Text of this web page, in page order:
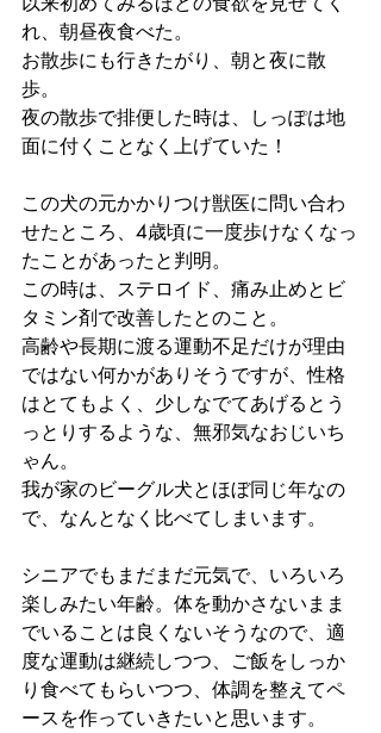
れ、朝昼夜食べた。
お散歩にも行きたがり、朝と夜に散
歩。
夜の散歩で排便した時は、しっぽは地
面に付くことなく上げていた！
この犬の元かかりつけ獣医に問い合わ
せたところ、4歳頃に一度歩けなくなっ
たことがあったと判明。
この時は、ステロイド、痛み止めとビ
タミン剤で改善したとのこと。
高齢や長期に渡る運動不足だけが理由
ではない何かがありそうですが、性格
はとてもよく、少しなでてあげるとう
っとりするような、無邪気なおじいち
ゃん。
我が家のビーグル犬とほぼ同じ年なの
で、なんとなく比べてしまいます。
シニアでもまだまだ元気で、いろいろ
楽しみたい年齢。体を動かさないまま
でいることは良くないそうなので、適
度な運動は継続しつつ、ご飯をしっか
り食べてもらいつつ、体調を整えてペ
ースを作っていきたいと思います。